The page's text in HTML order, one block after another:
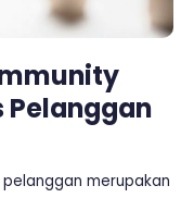
Pelanggan
merupakan